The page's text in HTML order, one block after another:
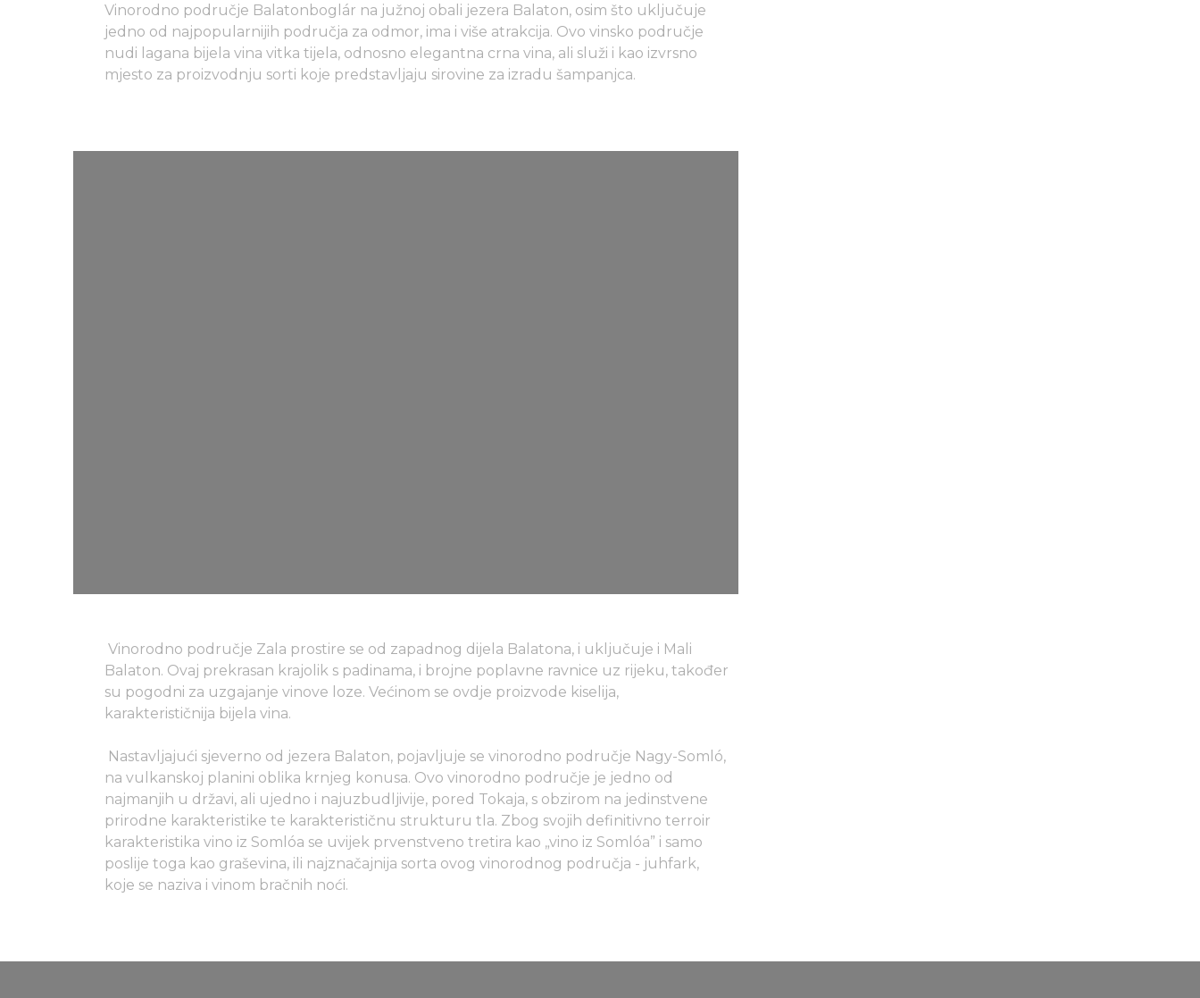
Vinorodno područje Balatonboglár na južnoj obali jezera Balaton, osim što uključuje
jedno od najpopularnijih područja za odmor, ima i više atrakcija. Ovo vinsko područje
nudi lagana bijela vina vitka tijela, odnosno elegantna crna vina, ali služi i kao izvrsno
mjesto za proizvodnju sorti koje predstavljaju sirovine za izradu šampanjca.
Vinorodno područje Zala prostire se od zapadnog dijela Balatona, i uključuje i Mali
Balaton. Ovaj prekrasan krajolik s padinama, i brojne poplavne ravnice uz rijeku, također
su pogodni za uzgajanje vinove loze. Većinom se ovdje proizvode kiselija,
karakterističnija bijela vina.
Nastavljajući sjeverno od jezera Balaton, pojavljuje se vinorodno područje Nagy-Somló,
na vulkanskoj planini oblika krnjeg konusa. Ovo vinorodno područje je jedno od
najmanjih u državi, ali ujedno i najuzbudljivije, pored Tokaja, s obzirom na jedinstvene
prirodne karakteristike te karakterističnu strukturu tla. Zbog svojih definitivno terroir
karakteristika vino iz Somlóa se uvijek prvenstveno tretira kao „vino iz Somlóa” i samo
poslije toga kao graševina, ili najznačajnija sorta ovog vinorodnog područja - juhfark,
koje se naziva i vinom bračnih noći.